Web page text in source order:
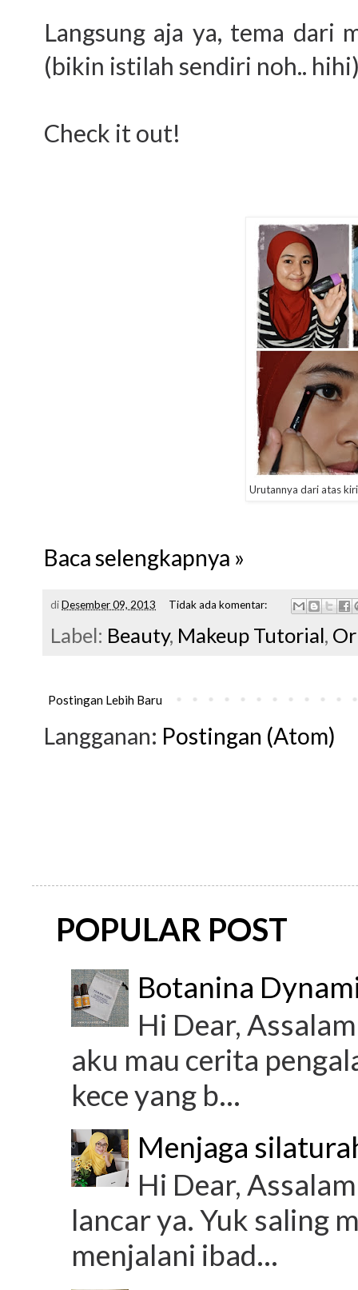
Langsung aja ya, tema dari
(bikin istilah sendiri noh..
Check it out!
Urutannya dari atas
Baca selengkapnya »
diDesember 09, 2013 Tidak ada komentar:
Label: Beauty, Makeup Tutorial,
Postingan Lebih Baru
Langganan: Postingan (Atom)
POPULAR POST
Botanina
Hi Dear,
aku mau cerita
kece yang b...
Menjaga
Hi Dear,
lancar ya. Yuk saling
menjalani ibad...